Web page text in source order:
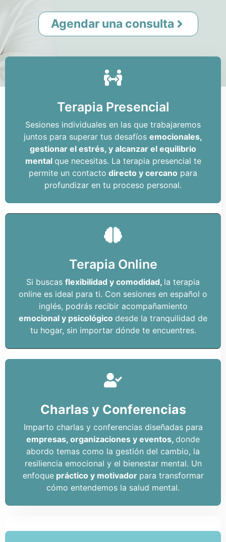
Agendar una consulta
Terapia Presencial
Sesiones individuales en las que trabajaremos
juntos para superar tus desafíos emocionales,
gestionar el estrés, y alcanzar el equilibrio
mental que necesitas. La terapia presencial te
permite un contacto directo y cercano para
profundizar en tu proceso personal.
Terapia Online
Si buscas flexibilidad y comodidad, la terapia
online es ideal para ti. Con sesiones en español o
inglés, podrás recibir acompañamiento
emocional y psicológico desde la tranquilidad de
tu hogar, sin importar dónde te encuentres.
Charlas y Conferencias
Imparto charlas y conferencias diseñadas para
empresas, organizaciones y eventos, donde
abordo temas como la gestión del cambio, la
resiliencia emocional y el bienestar mental. Un
enfoquepráctico y motivador para transformar
cómo entendemos la salud mental.